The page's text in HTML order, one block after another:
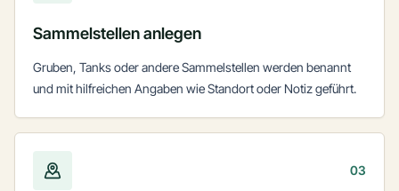
Sammelstellen anlegen
Gruben, Tanks oder andere Sammelstellen werden benannt
und mit hilfreichen Angaben wie Standort oder Notiz geführt.
03